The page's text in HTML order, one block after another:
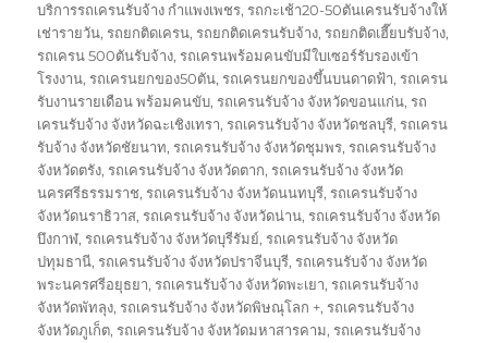
บริการรถเครนรับจ้าง กำแพงเพชร,รถกะเช้า20-50ตันเครนรับจ้างให้
เช่ารายวัน,รถยกติดเครน,รถยกติดเครนรับจ้าง,รถยกติดเฮี๊ยบรับจ้าง,
รถเครน 500ตันรับจ้าง,รถเครนพร้อมคนขับมีใบเซอร์รับรองเข้า
โรงงาน,รถเครนยกของ50ตัน,รถเครนยกของขึ้นบนดาดฟ้า,รถเครน
รับงานรายเดือน พร้อมคนขับ,รถเครนรับจ้าง จังหวัดขอนแก่น,รถ
เครนรับจ้าง จังหวัดฉะเชิงเทรา,รถเครนรับจ้าง จังหวัดชลบุรี,รถเครน
รับจ้าง จังหวัดชัยนาท,รถเครนรับจ้าง จังหวัดชุมพร,รถเครนรับจ้าง
จังหวัดตรัง,รถเครนรับจ้าง จังหวัดตาก,รถเครนรับจ้าง จังหวัด
นครศรีธรรมราช,รถเครนรับจ้าง จังหวัดนนทบุรี,รถเครนรับจ้าง
จังหวัดนราธิวาส,รถเครนรับจ้าง จังหวัดน่าน,รถเครนรับจ้าง จังหวัด
บึงกาฬ,รถเครนรับจ้าง จังหวัดบุรีรัมย์,รถเครนรับจ้าง จังหวัด
ปทุมธานี,รถเครนรับจ้าง จังหวัดปราจีนบุรี,รถเครนรับจ้าง จังหวัด
พระนครศรีอยุธยา,รถเครนรับจ้าง จังหวัดพะเยา,รถเครนรับจ้าง
จังหวัดพัทลุง,รถเครนรับจ้าง จังหวัดพิษณุโลก +,รถเครนรับจ้าง
จังหวัดภูเก็ต,รถเครนรับจ้าง จังหวัดมหาสารคาม,รถเครนรับจ้าง